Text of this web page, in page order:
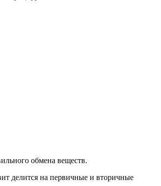
обмена веществ.
делится на первичные и вторичные